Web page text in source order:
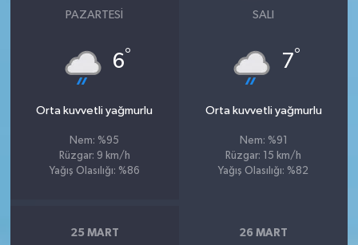
PAZARTESI
6°
Orta kuvvetli yağmurlu
Nem: %95
Rüzgar: 9 km/h
Yağış Olasılığı: %86
SALI
7°
Orta kuvvetli yağmurlu
Nem: %91
Rüzgar: 15 km/h
Yağış Olasılığı: %82
25 MART 26 MART